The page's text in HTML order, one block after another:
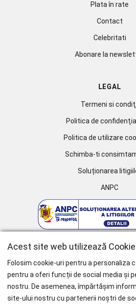
Plata în rate
Contact
Celebritati
Abonare la
LEGAL
Termeni si
Politica de
Politica de utilizare
Schimba-ti
Soluționarea
ANPC
WHY CHOOSE
Acest site web utilizează
Folosim cookie-uri pentru a personaliza
pentru a oferi funcții de social media și
nostru. De asemenea, împărtășim
site-ului nostru cu partenerii noștri de